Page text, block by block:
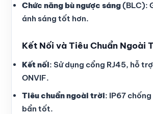
Chức năng bù ngược sáng(BLC):
ánh sáng tốt hơn.
Kết Nối và Tiêu Chuẩn Ngoài
Kết nối: Sử dụng cổng RJ45, hỗ
ONVIF.
Tiêu chuẩn ngoài trời: IP67
bẩn tốt.